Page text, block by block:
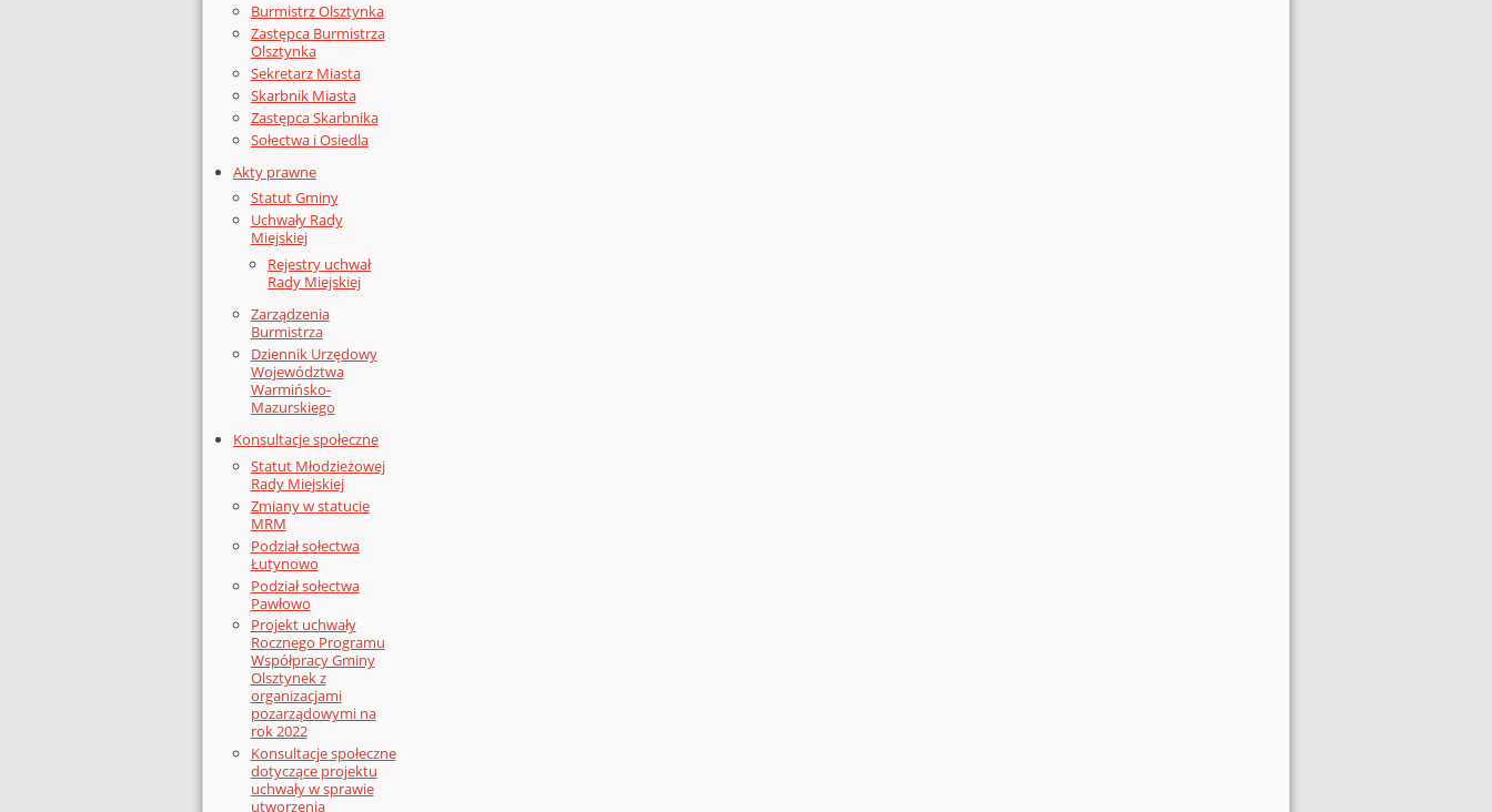
Burmistrz Olsztynka
Zastępca Burmistrza
Olsztynka
Sekretarz Miasta
Skarbnik Miasta
Zastępca Skarbnika
Sołectwa i Osiedla
Akty prawne
Statut Gminy
Uchwały Rady
Miejskiej
Rejestry uchwał
Rady Miejskiej
Zarządzenia
Burmistrza
Dziennik Urzędowy
Województwa
Warmińsko-
Mazurskiego
Konsultacje społeczne
Statut Młodzieżowej
Rady Miejskiej
Zmiany w statucie
MRM
Podział sołectwa
Łutynowo
Podział sołectwa
Pawłowo
Projekt uchwały
Rocznego Programu
Współpracy Gminy
Olsztynek z
organizacjami
pozarządowymi na
rok 2022
Konsultacje społeczne
dotyczące projektu
uchwały w sprawie
utworzenia